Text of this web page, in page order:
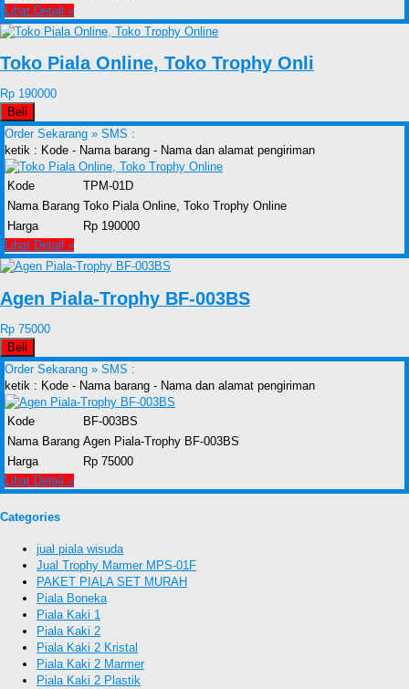
Lihat Detail »
Toko Piala Online, Toko Trophy Onli
Rp 190000
Beli
Order Sekarang » SMS :
ketik : Kode - Nama barang - Nama dan alamat pengiriman
Kode
TPM-01D
Nama Barang Toko Piala Online, Toko Trophy Online
Harga
Rp 190000
Lihat Detail »
Agen Piala-Trophy BF-003BS
Rp 75000
Beli
Order Sekarang » SMS :
ketik : Kode - Nama barang - Nama dan alamat pengiriman
Kode
BF-003BS
Nama Barang Agen Piala-Trophy BF-003BS
Harga
Rp 75000
Lihat Detail »
Categories
jual piala wisuda
Jual Trophy Marmer MPS-01F
PAKET PIALA SET MURAH
Piala Boneka
Piala Kaki 1
Piala Kaki 2
Piala Kaki 2 Kristal
Piala Kaki 2 Marmer
Piala Kaki 2 Plastik